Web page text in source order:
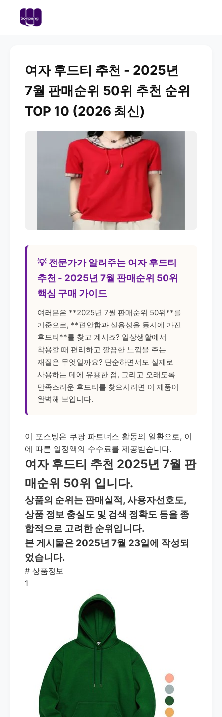
여자 후드티 추천 - 2025년
7월 판매순위 50위 추천 순위
TOP 10 (2026 최신)
💡 전문가가 알려주는 여자 후드티
추천 - 2025년 7월 판매순위 50위
핵심 구매 가이드
여러분은 **2025년 7월 판매순위 50위**를
기준으로, **편안함과 실용성을 동시에 가진
후드티**를 찾고 계시죠? 일상생활에서
착용할 때 편리하고 깔끔한 느낌을 주는
재질은 무엇일까요? 단순하면서도 실제로
사용하는 데에 유용한 점, 그리고 오래도록
만족스러운 후드티를 찾으시려면 이 제품이
완벽해 보입니다.
이 포스팅은 쿠팡 파트너스 활동의 일환으로, 이
에 따른 일정액의 수수료를 제공받습니다.
여자 후드티 추천 2025년 7월 판
매순위 50위 입니다.
상품의 순위는 판매실적, 사용자선호도,
상품 정보 충실도 및 검색 정확도 등을 종
합적으로 고려한 순위입니다.
본 게시물은 2025년 7월 23일에 작성되
었습니다.
# 상품정보
1